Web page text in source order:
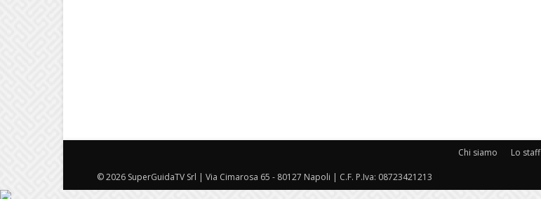
Chi siamo Lo staff
© 2026 SuperGuidaTV Srl | Via Cimarosa 65 - 80127 Napoli | C.F. P.Iva: 08723421213